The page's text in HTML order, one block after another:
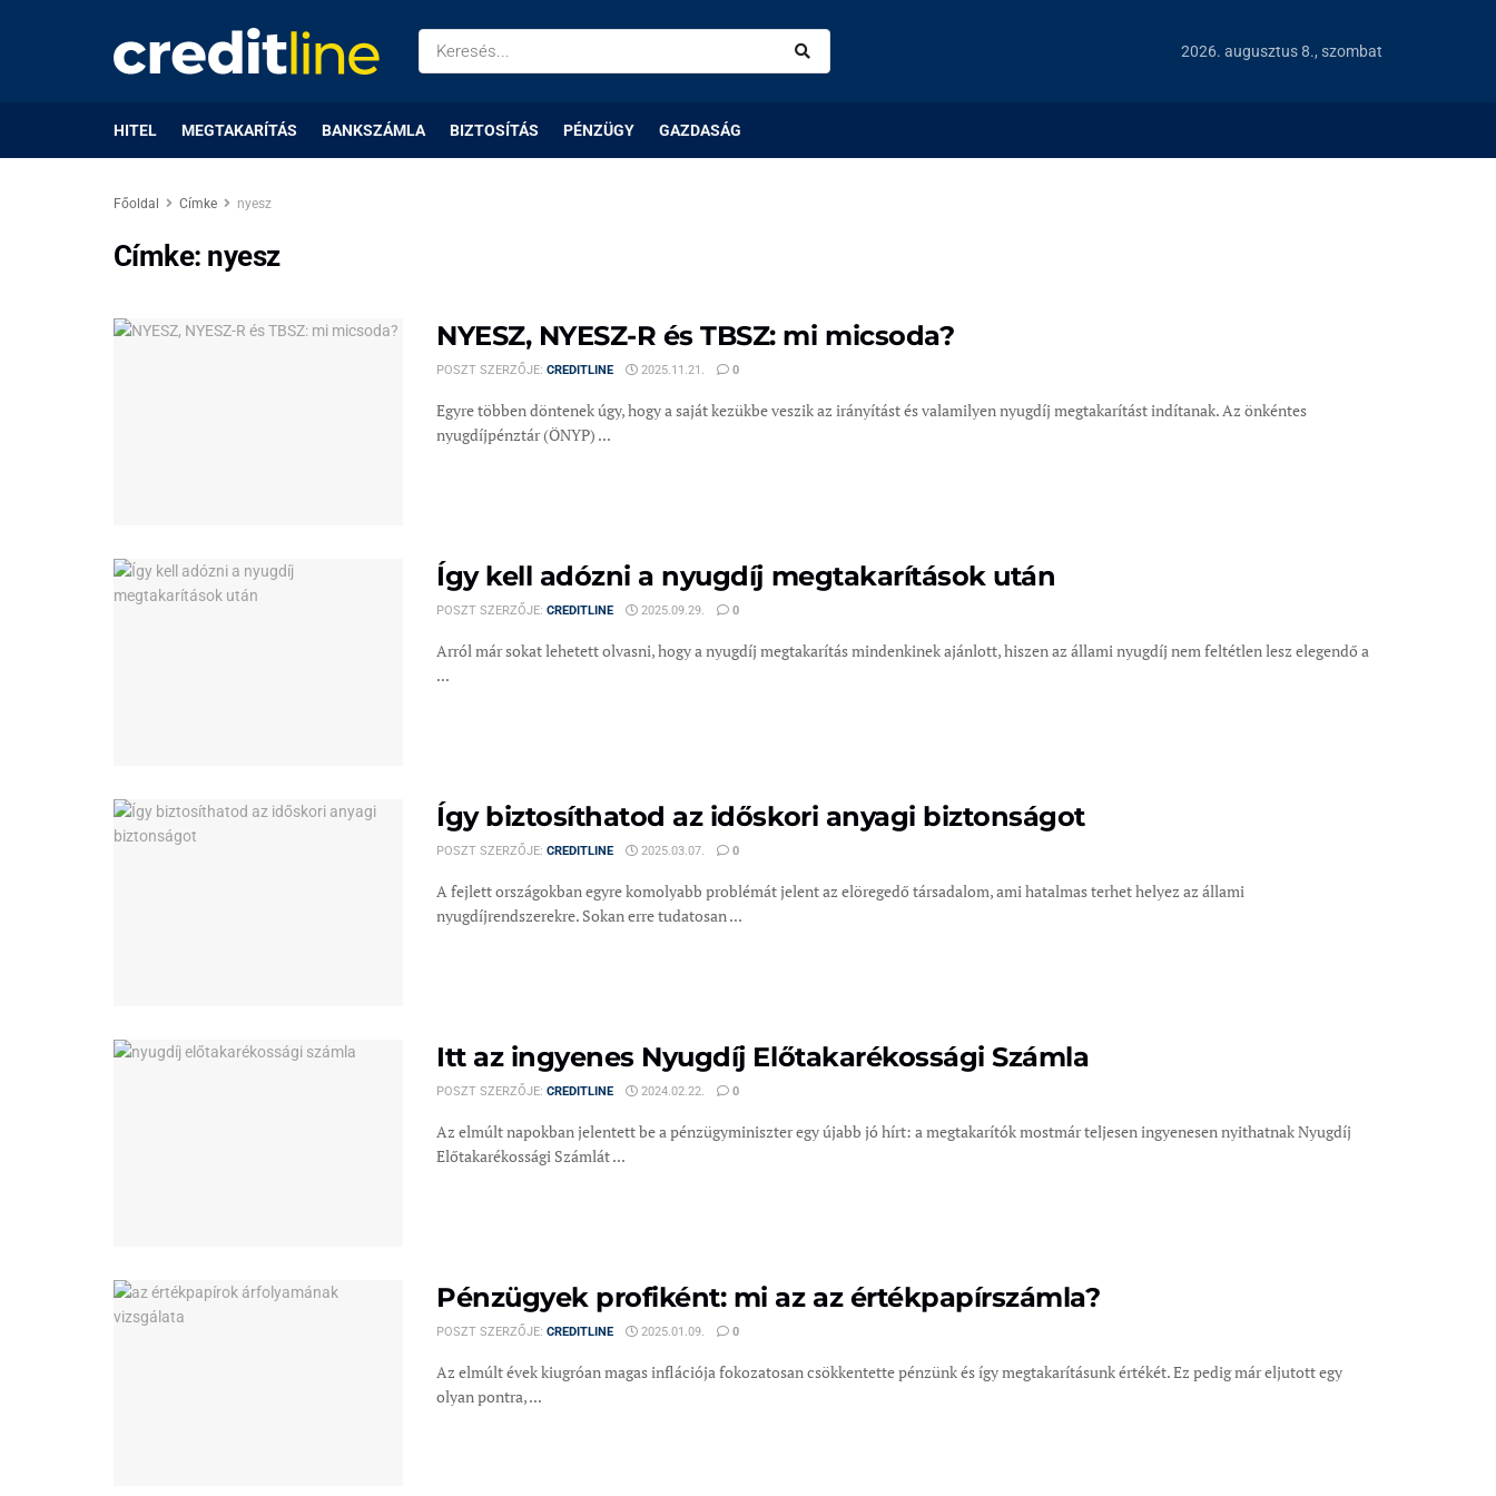
2026. augusztus 8., szombat
HITEL MEGTAKARÍTÁS BANKSZÁMLA BIZTOSÍTÁS PÉNZÜGY GAZDASÁG
Főoldal Címke nyesz
Címke: nyesz
NYESZ, NYESZ-R és TBSZ: mi micsoda?
POSZT SZERZŐJE: CREDITLINE 2025.11.21. 0
Egyre többen döntenek úgy, hogy a saját kezükbe veszik az irányítást és valamilyen nyugdíj megtakarítást indítanak. Az önkéntes
nyugdíjpénztár (ÖNYP) ...
Így kell adózni a nyugdíj megtakarítások után
POSZT SZERZŐJE: CREDITLINE 2025.09.29. 0
Arról már sokat lehetett olvasni, hogy a nyugdíj megtakarítás mindenkinek ajánlott, hiszen az állami nyugdíj nem feltétlen lesz elegendő a
...
Így biztosíthatod az időskori anyagi biztonságot
POSZT SZERZŐJE: CREDITLINE 2025.03.07. 0
A fejlett országokban egyre komolyabb problémát jelent az elöregedő társadalom, ami hatalmas terhet helyez az állami
nyugdíjrendszerekre. Sokan erre tudatosan ...
Itt az ingyenes Nyugdíj Előtakarékossági Számla
POSZT SZERZŐJE: CREDITLINE 2024.02.22. 0
Az elmúlt napokban jelentett be a pénzügyminiszter egy újabb jó hírt: a megtakarítók mostmár teljesen ingyenesen nyithatnak Nyugdíj
Előtakarékossági Számlát ...
Pénzügyek profiként: mi az az értékpapírszámla?
POSZT SZERZŐJE: CREDITLINE 2025.01.09. 0
Az elmúlt évek kiugróan magas inflációja fokozatosan csökkentette pénzünk és így megtakarításunk értékét. Ez pedig már eljutott egy
olyan pontra, ...